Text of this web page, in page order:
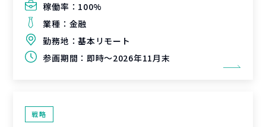
稼働率： 100%
業種： 金融
勤務地：基本リモート
参画期間： 即時～2026年11月末
戦略